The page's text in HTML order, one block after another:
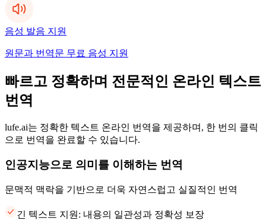
음성 발음 지원
원문과 번역문 무료 음성 지원
빠르고 정확하며 전문적인 온라인 텍스트
번역
lufe.ai는 정확한 텍스트 온라인 번역을 제공하며, 한 번의 클릭
으로 번역을 완료할 수 있습니다.
인공지능으로 의미를 이해하는 번역
문맥적 맥락을 기반으로 더욱 자연스럽고 실질적인 번역
긴 텍스트 지원: 내용의 일관성과 정확성 보장